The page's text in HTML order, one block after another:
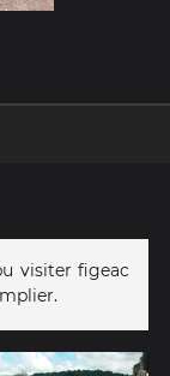
visiter figeac